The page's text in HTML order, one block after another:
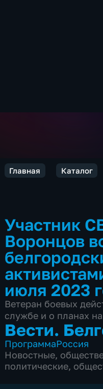
Главная Каталог
Участник
Воронцов
июля 2023
Ветеран боевых
службе и о планах
Вести.
ПрограммаРоссия
Новостные,
политические,